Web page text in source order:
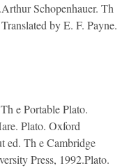
Schopenhauer. Th
by E. F. Payne.
e Portable Plato.
Plato. Oxford
ed. Th e Cambridge
Press, 1992.Plato.